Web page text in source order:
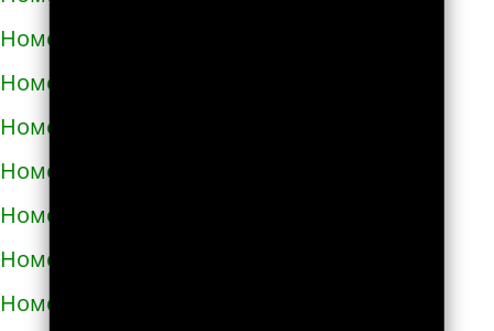
Номера телефонов такси в Киеве
Номера телефонов такси в Килие
Номера телефонов такси в Ковеле
Номера телефонов такси в Коломые
Номера телефонов такси в Конотопе
Номера телефонов такси в Коростене
Номера телефонов такси в Коростышеве